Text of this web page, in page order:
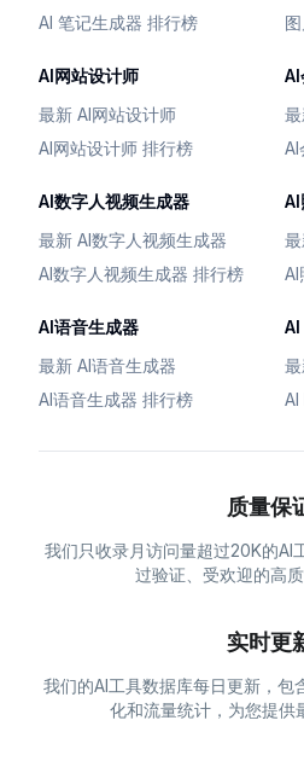
AI 笔记生成器 排行榜
AI网站设计师
最新 AI网站设计师
AI网站设计师 排行榜
AI
AI
AI数字人视频生成器
最新 AI数字人视频生成器
AI数字人视频生成器 排行榜
AI
AI
AI语音生成器
最新 AI语音生成器
AI语音生成器 排行榜
AI
质量保
我们只收录月访问量超过20K的AI
过验证、受欢迎的高质
实时更
我们的AI工具数据库每日更新，包
化和流量统计，为您提供